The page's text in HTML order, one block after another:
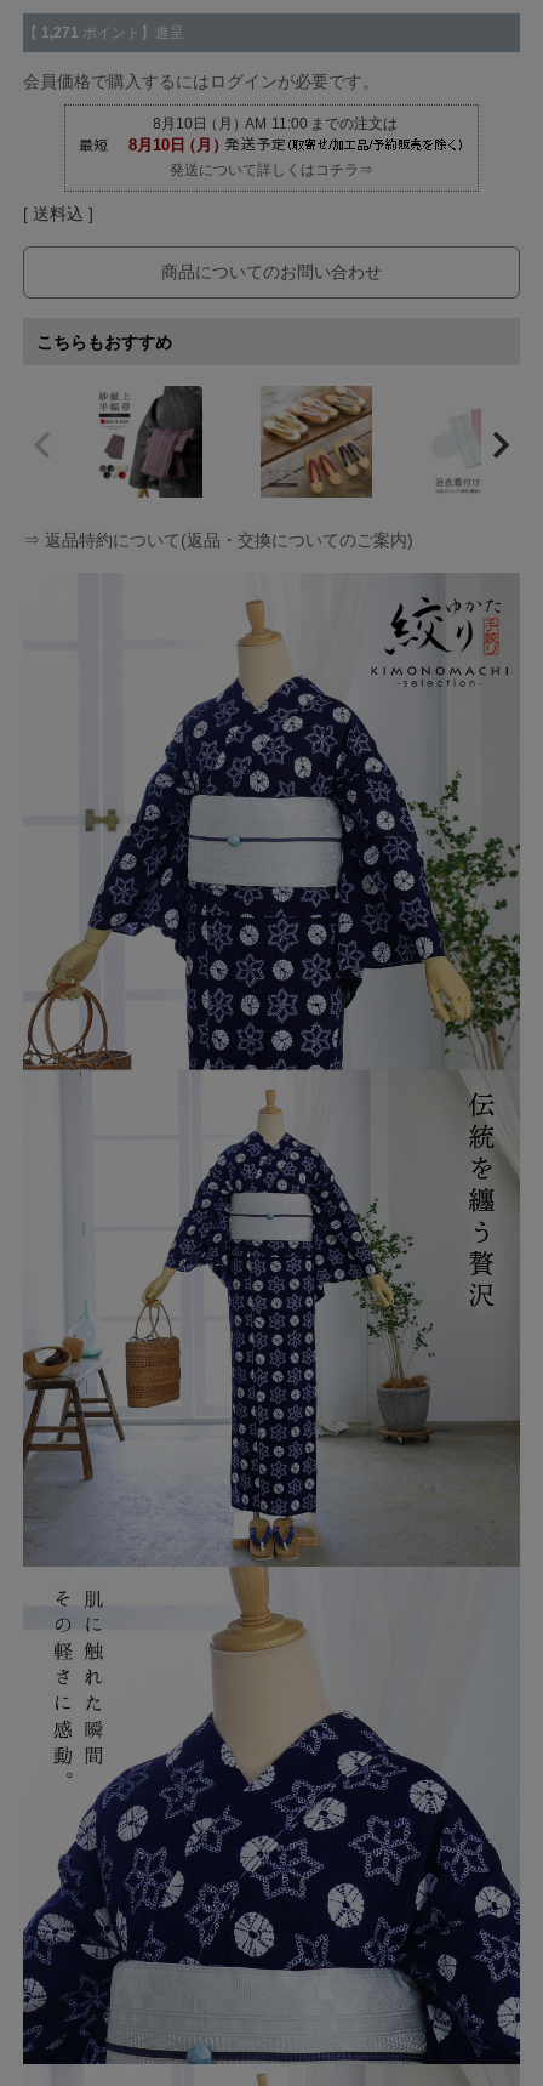
【 1,271 ポイント】進呈
会員価格で購入するにはログインが必要です。
発送について詳しくはコチラ⇒
送料込
商品についてのお問い合わせ
こちらもおすすめ
⇒ 返品特約について(返品・交換についてのご案内)